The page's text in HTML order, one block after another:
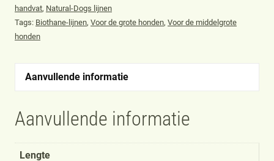
honden,
cerise
handvat, Natural-Dogs lijnen
Tags: Biothane-lijnen, Voor de grote honden, Voor de middelgrote
honden
Aanvullende informatie
Aanvullende informatie
Lengte